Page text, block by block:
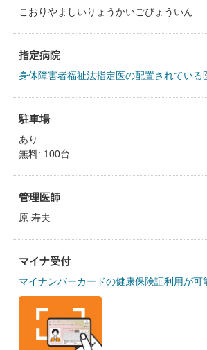
こおりやましいりょうかいごびょういん
指定病院
身体障害者福祉法指定医の配置されている
駐車場
あり
無料: 100台
管理医師
原 寿夫
マイナ受付
マイナンバーカードの健康保険証利用が可